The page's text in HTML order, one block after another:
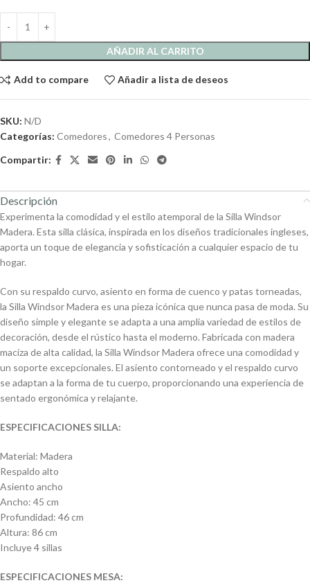
AÑADIR AL CARRITO
Add to compare Añadir a lista de deseos
SKU: N/D
Categorías: Comedores, Comedores 4 Personas
Compartir:
Descripción
Experimenta la comodidad y el estilo atemporal de la Silla Windsor
Madera. Esta silla clásica, inspirada en los diseños tradicionales ingleses,
aporta un toque de elegancia y sofisticación a cualquier espacio de tu
hogar.
Con su respaldo curvo, asiento en forma de cuenco y patas torneadas,
la Silla Windsor Madera es una pieza icónica que nunca pasa de moda. Su
diseño simple y elegante se adapta a una amplia variedad de estilos de
decoración, desde el rústico hasta el moderno. Fabricada con madera
maciza de alta calidad, la Silla Windsor Madera ofrece una comodidad y
un soporte excepcionales. El asiento contorneado y el respaldo curvo
se adaptan a la forma de tu cuerpo, proporcionando una experiencia de
sentado ergonómica y relajante.
ESPECIFICACIONES SILLA:
Material: Madera
Respaldo alto
Asiento ancho
Ancho: 45 cm
Profundidad: 46 cm
Altura: 86 cm
Incluye 4 sillas
ESPECIFICACIONES MESA: